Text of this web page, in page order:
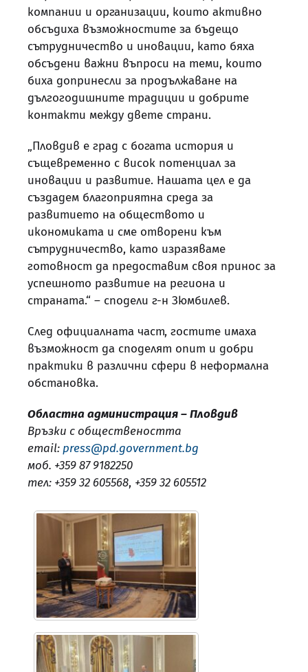
компании и организации, които активно
обсъдиха възможностите за бъдещо
сътрудничество и иновации, като бяха
обсъдени важни въпроси на теми, които
биха допринесли за продължаване на
дългогодишните традиции и добрите
контакти между двете страни.
„Пловдив е град с богата история и
същевременно с висок потенциал за
иновации и развитие. Нашата цел е да
създадем благоприятна среда за
развитието на обществото и
икономиката и сме отворени към
сътрудничество, като изразяваме
готовност да предоставим своя принос за
успешното развитие на региона и
страната.“ – сподели г-н Зюмбилев.
След официалната част, гостите имаха
възможност да споделят опит и добри
практики в различни сфери в неформална
обстановка.
Областна администрация – Пловдив
Връзки с обществеността
email: press@pd.government.bg
моб. +359 87 9182250
тел: +359 32 605568, +359 32 605512